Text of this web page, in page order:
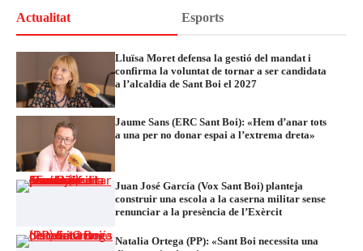
Actualitat Esports
Lluïsa Moret defensa la gestió del mandat i
confirma la voluntat de tornar a ser candidata
a l’alcaldia de Sant Boi el 2027
Jaume Sans (ERC Sant Boi): «Hem d’anar tots
a una per no donar espai a l’extrema dreta»
Juan José García (Vox Sant Boi) planteja
construir una escola a la caserna militar sense
renunciar a la presència de l’Exèrcit
Natalia Ortega (PP): «Sant Boi necessita una